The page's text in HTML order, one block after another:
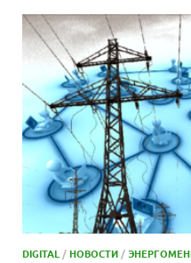
DIGITAL /НОВОСТИ /